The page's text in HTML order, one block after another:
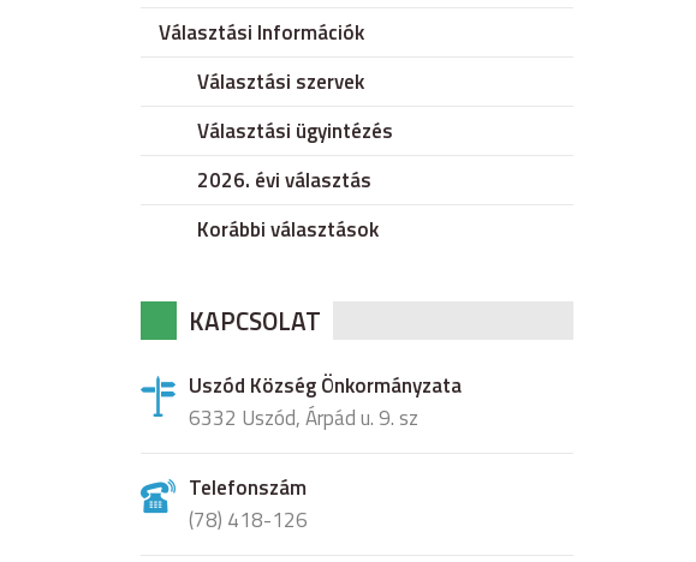
Választási Információk
Választási szervek
Választási ügyintézés
2026. évi választás
Korábbi választások
KAPCSOLAT
Uszód Község Önkormányzata
6332 Uszód, Árpád u. 9. sz
Telefonszám
(78) 418-126